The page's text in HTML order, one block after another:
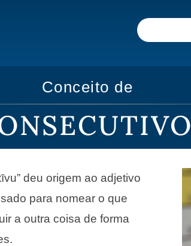
Conceito de
deu origem ao adjetivo
para nomear o que
a outra coisa de forma